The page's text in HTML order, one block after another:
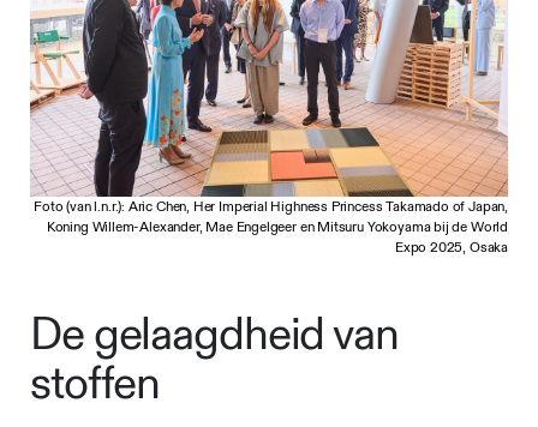
Foto (van l.n.r.): Aric Chen, Her Imperial Highness Princess Takamado of Japan,
Koning Willem-Alexander, Mae Engelgeer en Mitsuru Yokoyama bij de World
Expo 2025, Osaka
De gelaagdheid van
stoffen